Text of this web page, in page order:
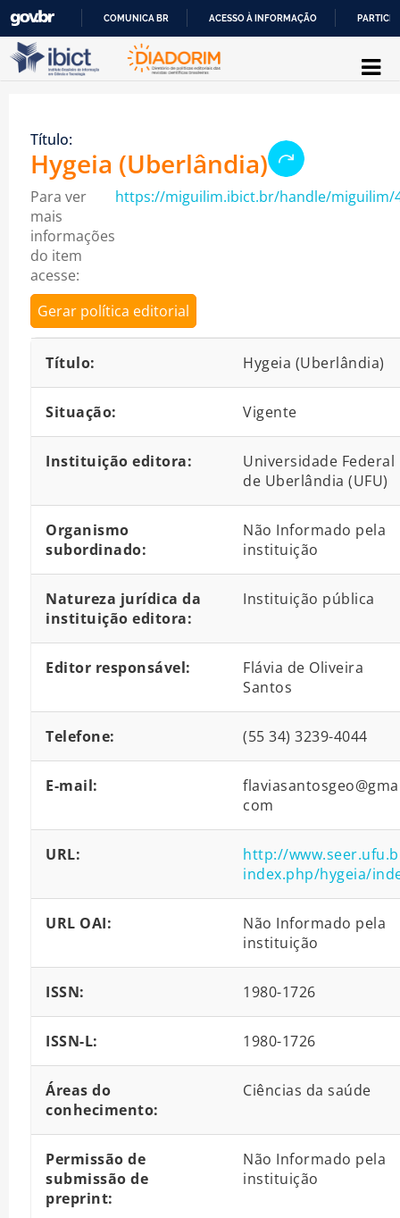
IR
COMUNICA BR ACESSO À INFORMAÇÃO
Pular para o conteúdo
Título:
Hygeia (Uberlândia)
Para ver
mais
informações
do item
acesse:
https://miguilim.ibict.br/handle/miguilim/
Gerar política editorial
Título: Hygeia (Uberlândia)
Situação: Vigente
Instituição editora:
Universidade Federal
de Uberlândia (UFU)
Organismo
subordinado:
Não Informado pela
instituição
Natureza jurídica da
instituição editora:
Instituição pública
Editor responsável:
Flávia de Oliveira
Santos
Telefone: (55 34) 3239-4044
E-mail:
com
URL:
http://
index.php/hygeia/
URL OAI:
Não Informado pela
instituição
ISSN: 1980-1726
ISSN-L: 1980-1726
Áreas do
conhecimento:
Ciências da saúde
Permissão de
submissão de
preprint:
Não Informado pela
instituição